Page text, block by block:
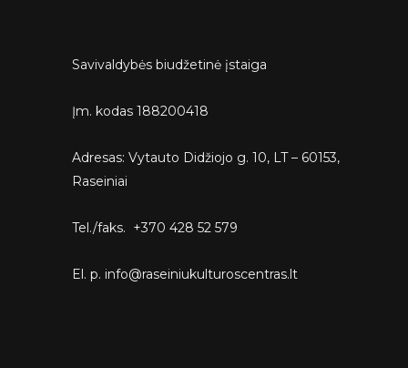
Savivaldybės biudžetinė įstaiga
Įm. kodas 188200418
Adresas: Vytauto Didžiojo g. 10, LT – 60153,
Raseiniai
Tel./faks. +370 428 52 579
El. p. info@raseiniukulturoscentras.lt